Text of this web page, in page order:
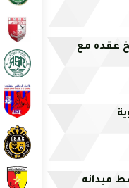
عقده مع
ميدانه